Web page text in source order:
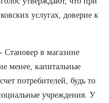
услугах, доверие к
в магазине
менее, капитальные
потребителей, будь то
учреждения. У